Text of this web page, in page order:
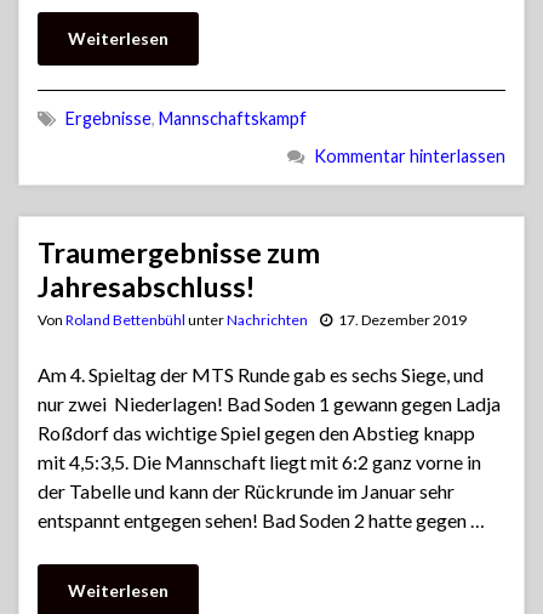
Weiterlesen
Ergebnisse, Mannschaftskampf
Kommentar hinterlassen
Traumergebnisse zum
Jahresabschluss!
Von Roland Bettenbühl unterNachrichten 17. Dezember 2019
Am 4. Spieltag der MTS Runde gab es sechs Siege, und
nur zwei Niederlagen! Bad Soden 1 gewann gegen Ladja
Roßdorf das wichtige Spiel gegen den Abstieg knapp
mit 4,5:3,5. Die Mannschaft liegt mit 6:2 ganz vorne in
der Tabelle und kann der Rückrunde im Januar sehr
entspannt entgegen sehen! Bad Soden 2 hatte gegen …
Weiterlesen